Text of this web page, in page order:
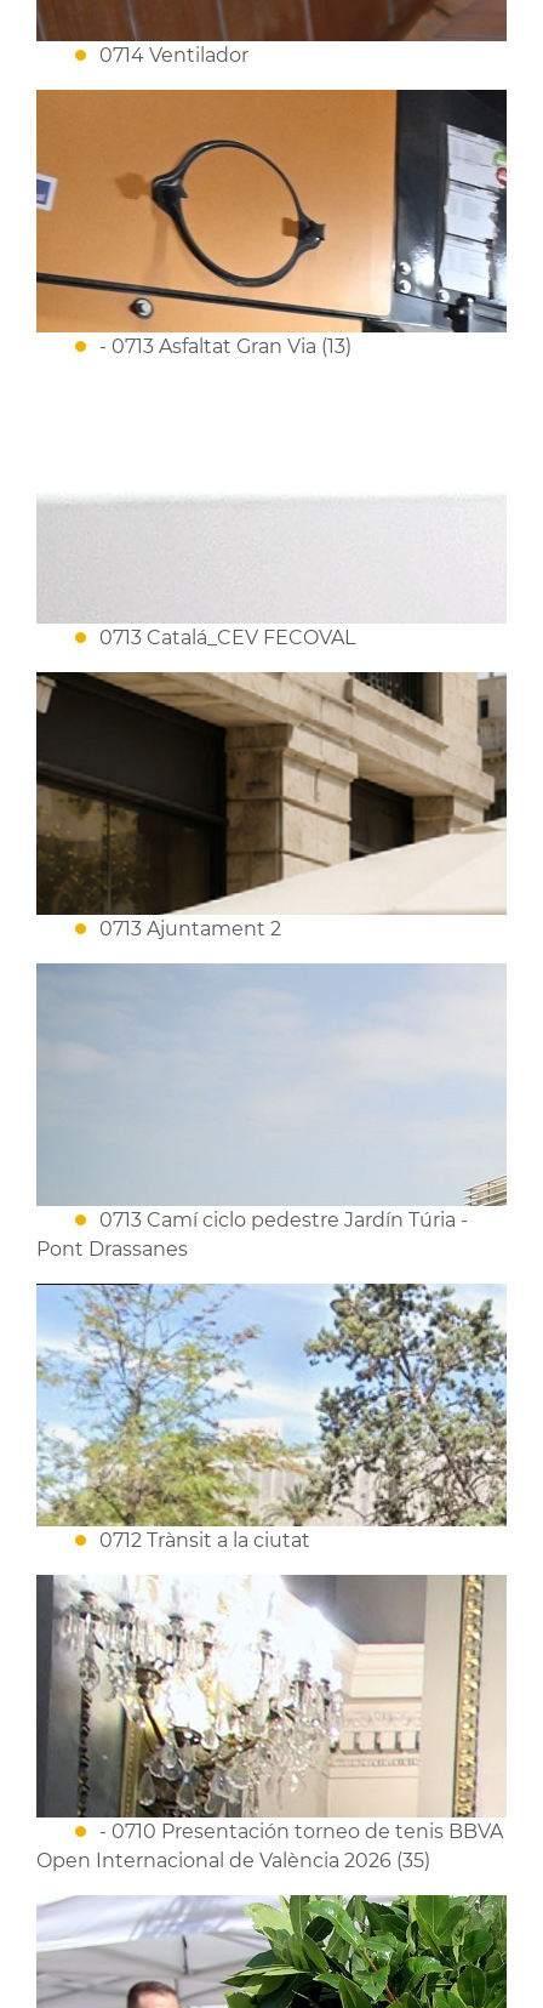
0714 Ventilador
- 0713 Asfaltat Gran Via (13)
0713 Catalá_CEV FECOVAL
0713 Ajuntament 2
0713 Camí ciclo pedestre Jardín Túria -
Pont Drassanes
0712 Trànsit a la ciutat
- 0710 Presentación torneo de tenis BBVA
Open Internacional de València 2026 (35)